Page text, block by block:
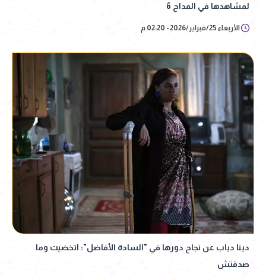
لمشاهدها في المداح 6
الأربعاء 25/فبراير/2026 - 02:20 م
دينا دياب عن نجاح دورها في "السادة الأفاضل": اتخضيت وما
صدقتش